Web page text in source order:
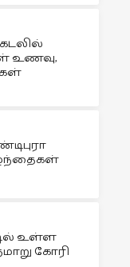
உணவு,
உள்ள
கோரி